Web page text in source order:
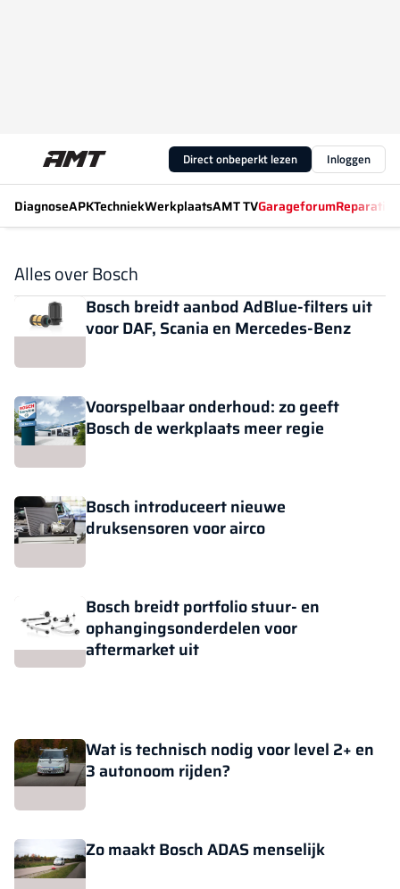
Direct onbeperkt lezen Inloggen
DiagnoseAPKTechniekWerkplaatsAMT TVGarageforum
Alles over Bosch
Bosch breidt aanbod AdBlue-filters uit
voor DAF, Scania en Mercedes-Benz
Voorspelbaar onderhoud: zo geeft
Bosch de werkplaats meer regie
Bosch introduceert nieuwe
druksensoren voor airco
Bosch breidt portfolio stuur- en
ophangingsonderdelen voor
aftermarket uit
Wat is technisch nodig voor level 2+ en
3 autonoom rijden?
Zo maakt Bosch ADAS menselijk